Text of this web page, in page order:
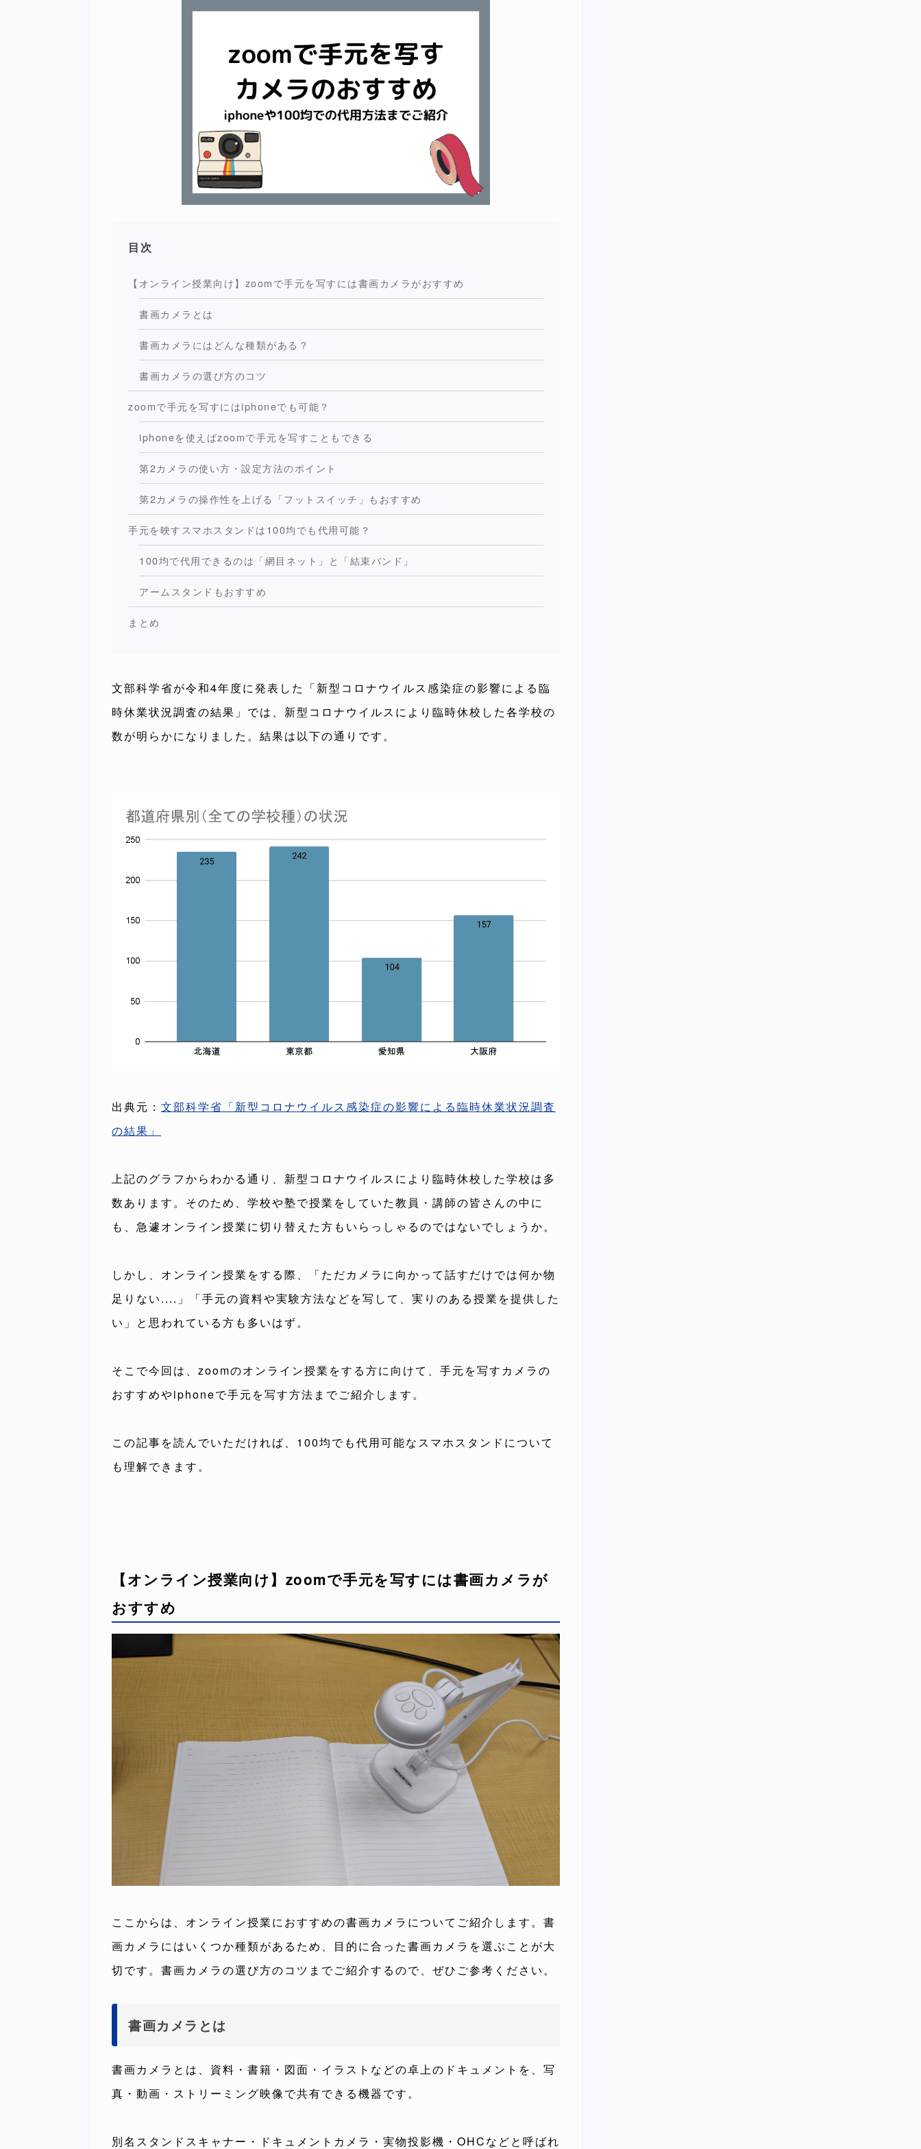
目次
【オンライン授業向け】zoomで手元を写すには書画カメラがおすすめ
書画カメラとは
書画カメラにはどんな種類がある？
書画カメラの選び方のコツ
zoomで手元を写すにはiphoneでも可能？
iphoneを使えばzoomで手元を写すこともできる
第2カメラの使い方・設定方法のポイント
第2カメラの操作性を上げる「フットスイッチ」もおすすめ
手元を映すスマホスタンドは100均でも代用可能？
100均で代用できるのは「網目ネット」と「結束バンド」
アームスタンドもおすすめ
まとめ
文部科学省が令和4年度に発表した「新型コロナウイルス感染症の影響による臨
時休業状況調査の結果」では、新型コロナウイルスにより臨時休校した各学校の
数が明らかになりました。結果は以下の通りです。
出典元： 文部科学省「新型コロナウイルス感染症の影響による臨時休業状況調査
の結果」
上記のグラフからわかる通り、新型コロナウイルスにより臨時休校した学校は多
数あります。そのため、学校や塾で授業をしていた教員・講師の皆さんの中に
も、急遽オンライン授業に切り替えた方もいらっしゃるのではないでしょうか。
しかし、オンライン授業をする際、「ただカメラに向かって話すだけでは何か物
足りない....」「手元の資料や実験方法などを写して、実りのある授業を提供した
い」と思われている方も多いはず。
そこで今回は、zoomのオンライン授業をする方に向けて、手元を写すカメラの
おすすめやiphoneで手元を写す方法までご紹介します。
この記事を読んでいただければ、100均でも代用可能なスマホスタンドについて
も理解できます。
【オンライン授業向け】zoomで手元を写すには書画カメラが
おすすめ
ここからは、オンライン授業におすすめの書画カメラについてご紹介します。書
画カメラにはいくつか種類があるため、目的に合った書画カメラを選ぶことが大
切です。書画カメラの選び方のコツまでご紹介するので、ぜひご参考ください。
書画カメラとは
書画カメラとは、資料・書籍・図面・イラストなどの卓上のドキュメントを、写
真・動画・ストリーミング映像で共有できる機器です。
別名スタンドスキャナー・ドキュメントカメラ・実物投影機・OHCなどと呼ばれ